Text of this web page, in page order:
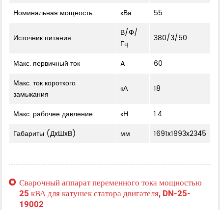
Номинальная мощность
кВа 55
Источник питания
В/Φ/
Гц
380/3/50
Макс. первичный ток A
60
Макс. ток короткого
замыкания
кА 18
Макс. рабочее давление кН
1.4
Габариты (ДxШxВ)
мм 1691x1993x2345
Сварочный аппарат переменного тока мощностью
25 кВА для катушек статора двигателя, DN-25-
19002